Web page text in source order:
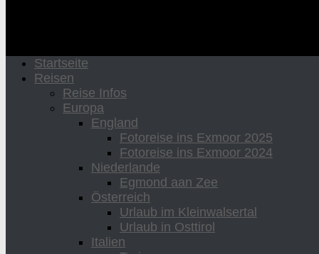
Startseite
Reisen
Reise Infos
Europa
England
Fotoreise ins Exmoor 2025
Fotoreise ins Exmoor 2024
Niederlande
Egmond aan Zee
Österreich
Urlaub im Kleinwalsertal
Urlaub in Osttirol
Italien